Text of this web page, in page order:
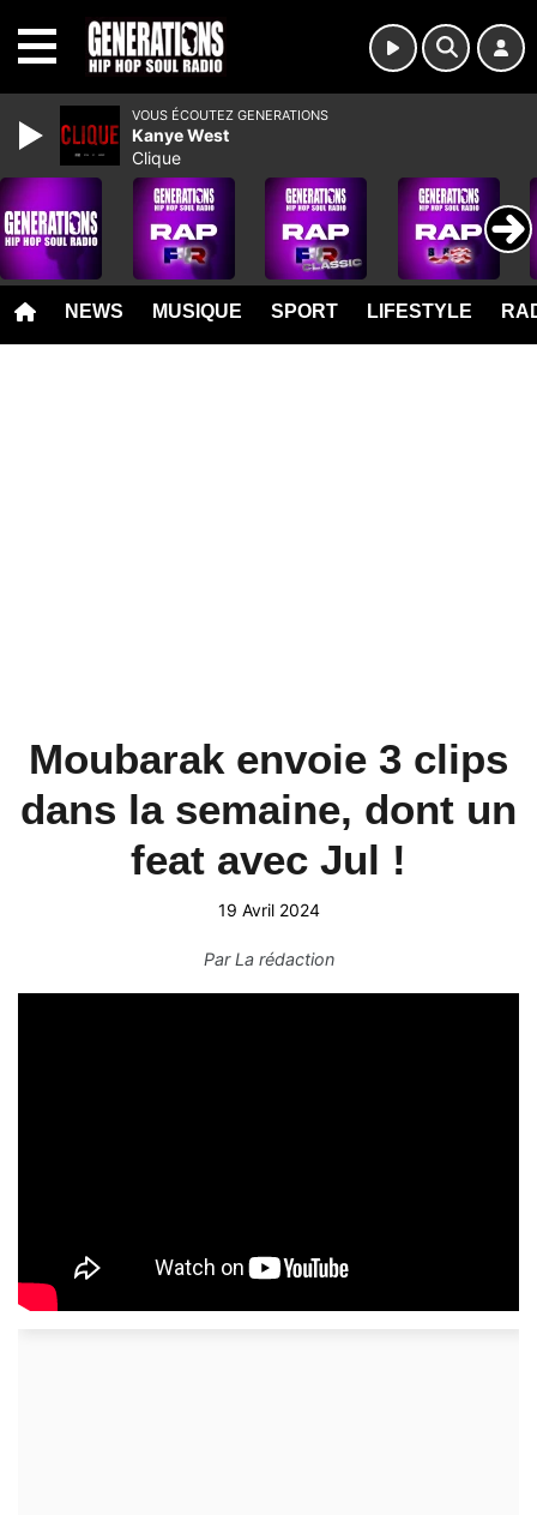
NEWS MUSIQUE SPORT LIFESTYLE
Moubarak envoie 3 clips
dans la semaine, dont un
feat avec Jul !
19 Avril 2024
ParLa rédaction
VOUS ÉCOUTEZ GENERATIONS
Kanye West
Clique